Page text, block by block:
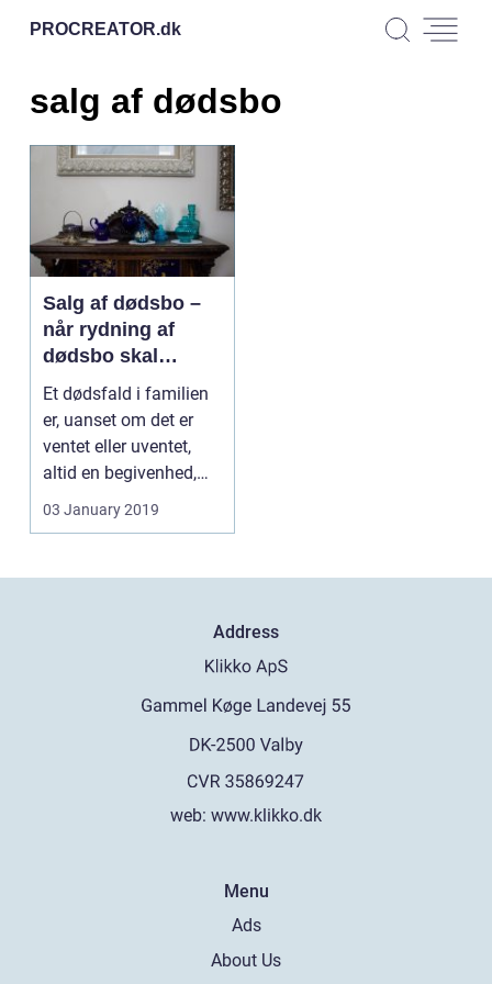
PROCREATOR.dk
salg af dødsbo
Salg af dødsbo –
når rydning af
dødsbo skal
foregå nemt og
smertefrit
Et dødsfald i familien
er, uanset om det er
ventet eller uventet,
altid en begivenhed,
som ri...
03 January 2019
Address
web: www.klikko.dk
Menu
Ads
About Us